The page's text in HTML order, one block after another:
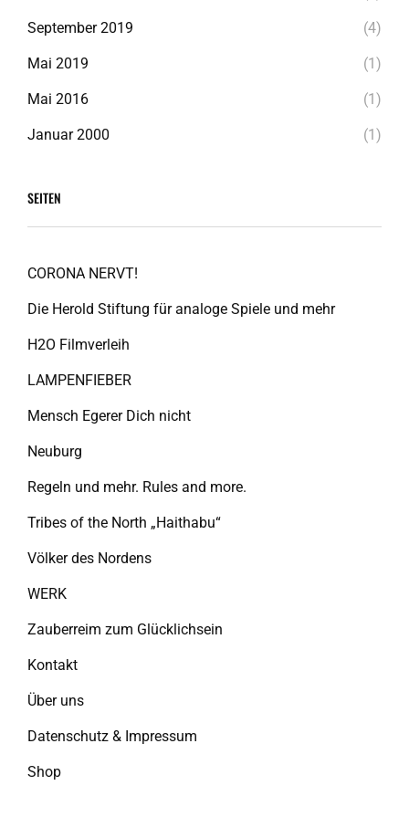
September 2019 (4)
Mai 2019 (1)
Mai 2016 (1)
Januar 2000 (1)
SEITEN
CORONA NERVT!
Die Herold Stiftung für analoge Spiele und mehr
H2O Filmverleih
LAMPENFIEBER
Mensch Egerer Dich nicht
Neuburg
Regeln und mehr. Rules and more.
Tribes of the North „Haithabu“
Völker des Nordens
WERK
Zauberreim zum Glücklichsein
Kontakt
Über uns
Datenschutz & Impressum
Shop